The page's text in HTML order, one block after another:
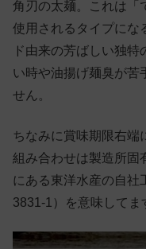
角刃の太麺。これは「
使用されるタイプにな
ド由来の芳ばしい独
い時や油揚げ麺臭が苦
せん。
ちなみに賞味期限右端
組み合わせは製造所固
にある東洋水産の自社
3831-1）を意味してま